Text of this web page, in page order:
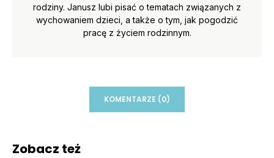
rodziny. Janusz lubi pisać o tematach związanych z
wychowaniem dzieci, a także o tym, jak pogodzić
pracę z życiem rodzinnym.
KOMENTARZE (0)
Zobacz też